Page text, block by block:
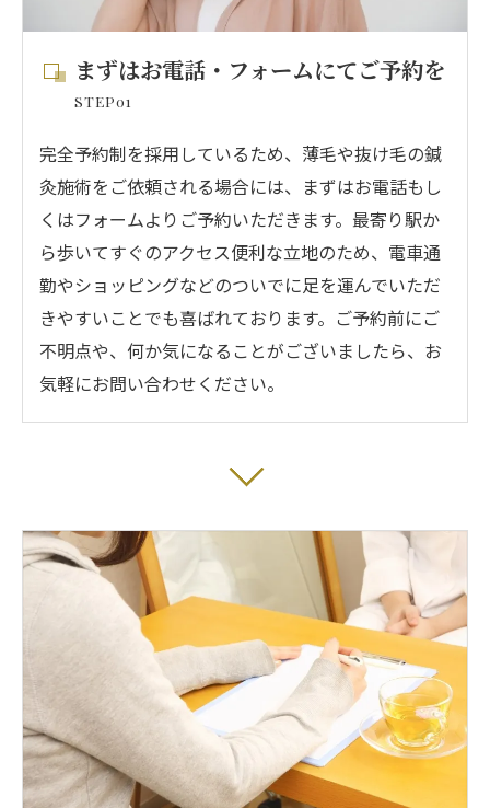
まずはお電話・フォームにてご予約を
STEP01
完全予約制を採用しているため、薄毛や抜け毛の鍼
灸施術をご依頼される場合には、まずはお電話もし
くはフォームよりご予約いただきます。最寄り駅か
ら歩いてすぐのアクセス便利な立地のため、電車通
勤やショッピングなどのついでに足を運んでいただ
きやすいことでも喜ばれております。ご予約前にご
不明点や、何か気になることがございましたら、お
気軽にお問い合わせください。